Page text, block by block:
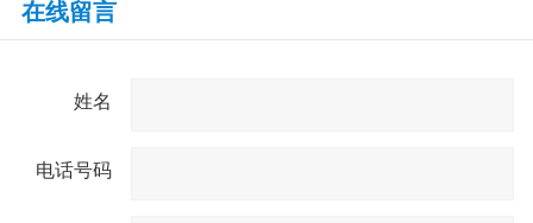
在线留言
姓名
电话号码